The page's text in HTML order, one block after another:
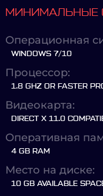
МИНИМАЛЬНЫЕ
Операционная
WINDOWS 7/10
Процессор:
1.8 GHZ OR FASTER
Видеокарта:
DIRECT X 11.0
Оперативная
4 GB RAM
Место на диске:
10 GB AVAILABLE